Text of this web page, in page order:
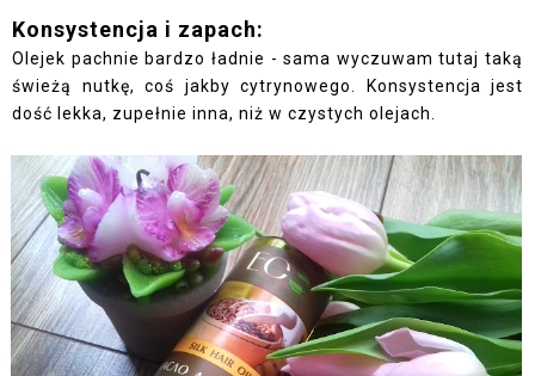
Konsystencja i zapach:
Olejek pachnie bardzo ładnie - sama wyczuwam tutaj taką
świeżą nutkę, coś jakby cytrynowego. Konsystencja jest
dość lekka, zupełnie inna, niż w czystych olejach.